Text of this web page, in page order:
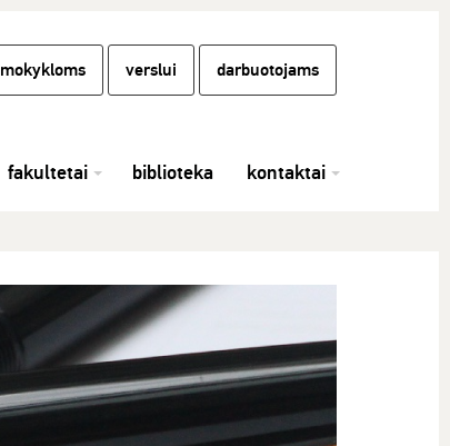
mokykloms verslui darbuotojams
fakultetai biblioteka kontaktai